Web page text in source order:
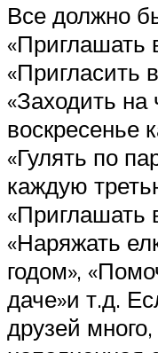
Все должно
«Приглашать
«Пригласить
«Заходить на
воскресенье
«Гулять по
каждую
«Приглашать
«Наряжать
годом»,
даче»и т.д.
друзей